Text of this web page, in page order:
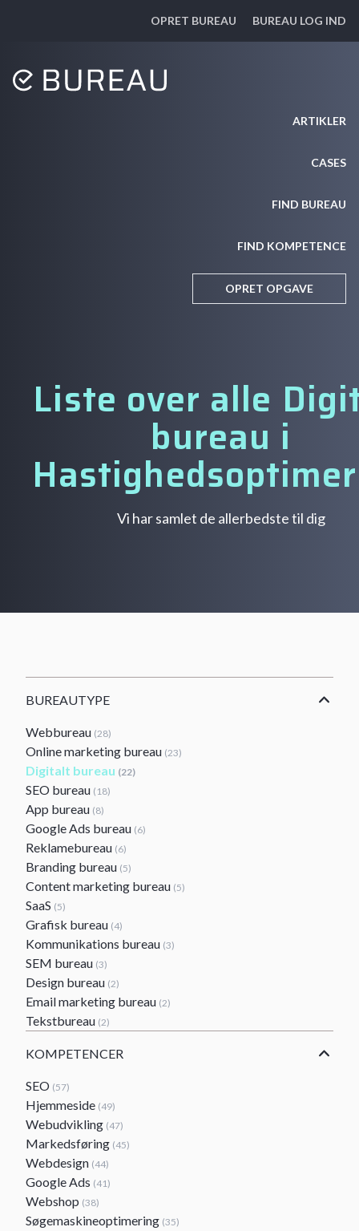
OPRET BUREAU BUREAU LOG IND
ARTIKLER
CASES
FIND BUREAU
FIND KOMPETENCE
OPRET OPGAVE
Liste over alle
bureau i
Vi har samlet de allerbedste til dig
BUREAUTYPE
Webbureau (28)
Online marketing bureau (23)
Digitalt bureau (22)
SEO bureau (18)
App bureau (8)
Google Ads bureau (6)
Reklamebureau (6)
Branding bureau (5)
Content marketing bureau (5)
SaaS (5)
Grafisk bureau (4)
Kommunikations bureau (3)
SEM bureau (3)
Design bureau (2)
Email marketing bureau (2)
Tekstbureau (2)
KOMPETENCER
SEO (57)
Hjemmeside (49)
Webudvikling (47)
Markedsføring (45)
Webdesign (44)
Google Ads (41)
Webshop (38)
Søgemaskineoptimering (35)